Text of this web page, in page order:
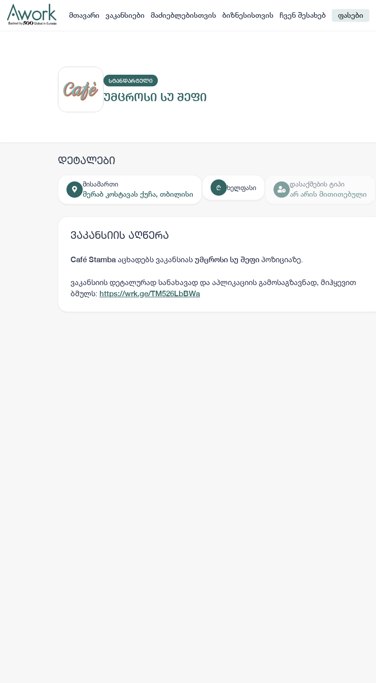
მთავარი ვაკანსიები მაძიებლებისთვის ბიზნესისთვის ჩვენ შესახებ ფასები
ᲡᲢᲐᲜᲓᲐᲠᲢᲣᲚᲘ
უმცროსი სუ შეფი
დეტალები
მისამართი
მერაბ კოსტავას ქუჩა, თბილისი
₾ ხელფასი
დასაქმების ტიპი
არ არის მითითებული
ვაკანსიის აღწერა
Café Stamba აცხადებს ვაკანსიას უმცროსი სუ შეფი პოზიციაზე.
ვაკანსიის დეტალურად სანახავად და აპლიკაციის გამოსაგზავნად, მიჰყევით
ბმულს: https://wrk.ge/TM526LbBWa